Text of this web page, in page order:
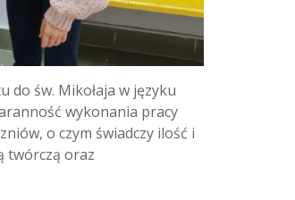
do św. Mikołaja w języku
wykonania pracy
o czym świadczy ilość i
twórczą oraz